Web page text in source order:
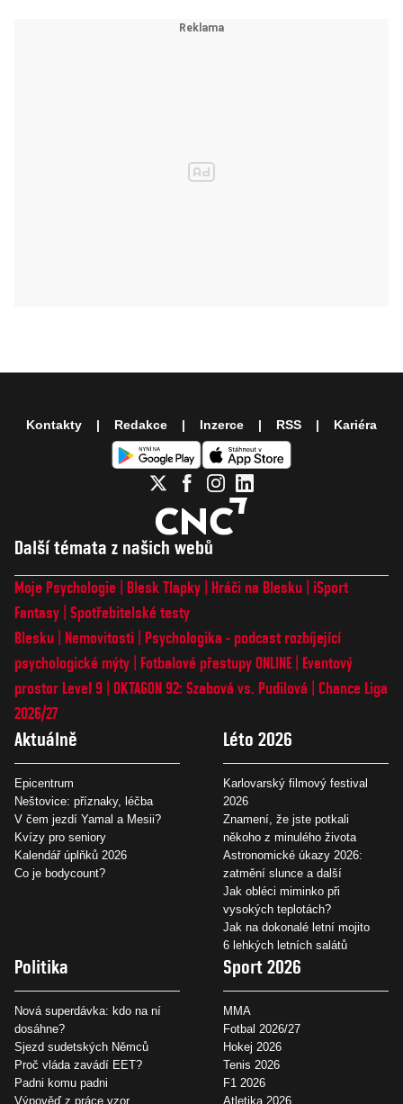
Další témata z našich webů
Moje Psychologie Blesk Tlapky Hráči na Blesku
iSport
Fantasy Spotřebitelské testy
Blesku
Nemovitosti
Psychologika - podcast rozbíjející
psychologické mýty
Fotbalové přestupy ONLINE
Eventový
prostor Level 9 OKTAGON 92: Szabová vs. Pudilová
Chance Liga
2026/27
Aktuálně
Epicentrum
Neštovice: příznaky, léčba
V čem jezdí Yamal a Mesii?
Kvízy pro seniory
Kalendář úplňků 2026
Co je bodycount?
Léto 2026
Karlovarský filmový festival
2026
Znamení, že jste potkali
někoho z minulého života
Astronomické úkazy 2026:
zatmění slunce a další
Jak obléci miminko při
vysokých teplotách?
Jak na dokonalé letní mojito
6 lehkých letních salátů
Politika
Nová superdávka: kdo na ní
dosáhne?
Sjezd sudetských Němců
Proč vláda zavádí EET?
Padni komu padni
Výpověď z práce vzor
Sport 2026
MMA
Fotbal 2026/27
Hokej 2026
Tenis 2026
F1 2026
Atletika 2026
Kontakty Redakce Inzerce RSS Kariéra